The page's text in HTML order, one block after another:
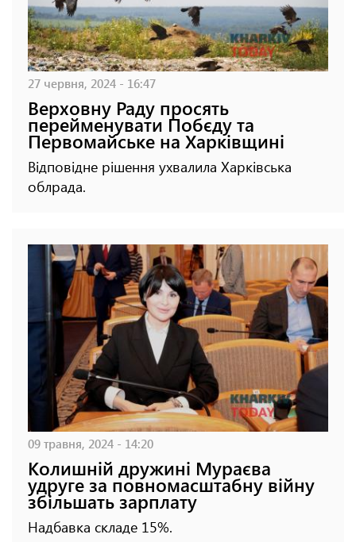
27 червня, 2024 - 16:47
Верховну Раду просять
перейменувати Побєду та
Первомайське на Харківщині
Відповідне рішення ухвалила Харківська
облрада.
09 травня, 2024 - 14:20
Колишній дружині Мураєва
удруге за повномасштабну війну
збільшать зарплату
Надбавка складе 15%.